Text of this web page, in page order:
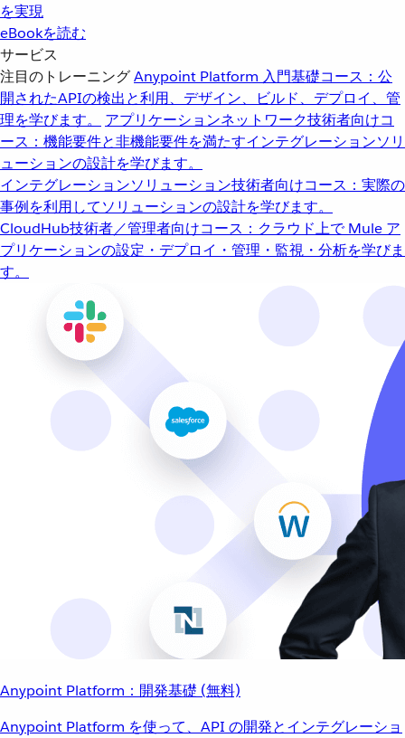
を実現
eBookを読む
サービス
注目のトレーニングAnypoint Platform 入門基礎コース：公
開されたAPIの検出と利用、デザイン、ビルド、デプロイ、管
理を学びます。
アプリケーションネットワーク技術者向けコ
ース：機能要件と非機能要件を満たすインテグレーションソリ
ューションの設計を学びます。
インテグレーションソリューション技術者向けコース：実際の
事例を利用してソリューションの設計を学びます。
CloudHub技術者／管理者向けコース：クラウド上で Mule ア
プリケーションの設定・デプロイ・管理・監視・分析を学びま
す。
Anypoint Platform：開発基礎 (無料)
Anypoint Platform を使って、API の開発とインテグレーショ